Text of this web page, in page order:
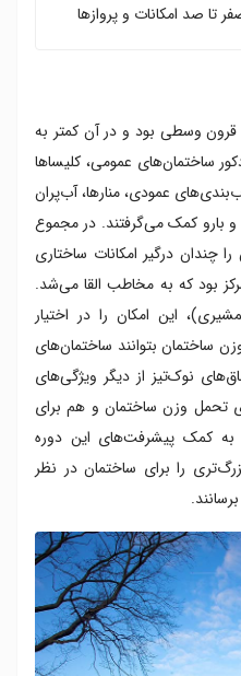
تا صد امکانات و پروازها
وسطی بود و در آن کمتر به
ساختمان‌های عمومی، کلیساها
عمودی، منارها، آب‌پران
و بارو کمک می‌گرفتند. در مجموع
درگیر امکانات ساختاری
بود که به مخاطب القا می‌شد.
این امکان را در اختیار
ساختمان بتوانند ساختمان‌های
نوک‌تیز از دیگر ویژگی‌های
تحمل وزن ساختمان و هم برای
به کمک پیشرفت‌های این دوره
را برای ساختمان در نظر